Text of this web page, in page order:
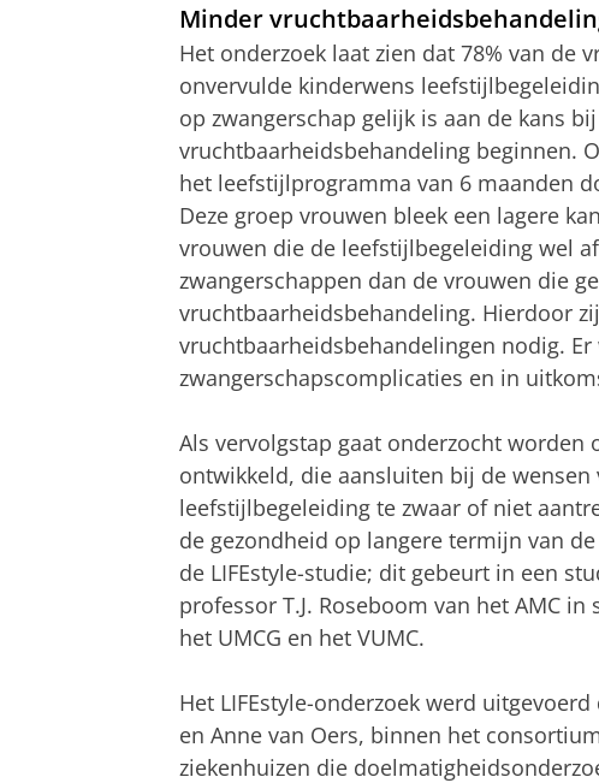
Minder
Het onderzoek laat zien dat 78% van de
onvervulde kinderwens
op zwangerschap gelijk is aan de kans
vruchtbaarheidsbehandeling beginnen.
het leefstijlprogramma van 6 maanden
Deze groep vrouwen bleek een lagere
vrouwen die de leefstijlbegeleiding wel
zwangerschappen dan de vrouwen die
vruchtbaarheidsbehandeling. Hierdoor
vruchtbaarheidsbehandelingen nodig.
zwangerschapscomplicaties en in
Als vervolgstap gaat onderzocht
ontwikkeld, die aansluiten bij de
leefstijlbegeleiding te zwaar of niet
de gezondheid op langere termijn van
de LIFEstyle-studie; dit gebeurt in een
professor T.J. Roseboom van het AMC
het UMCG en het VUMC.
Het LIFEstyle-onderzoek werd
en Anne van Oers, binnen het
ziekenhuizen die